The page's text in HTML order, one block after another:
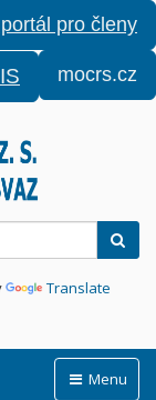
pro členy
mocrs.cz
Translate
Menu